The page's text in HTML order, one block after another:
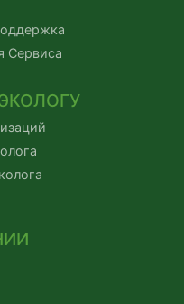
Сервиса